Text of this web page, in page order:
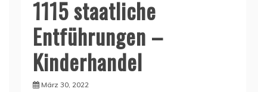
1115 staatliche
Entführungen –
Kinderhandel
März 30, 2022